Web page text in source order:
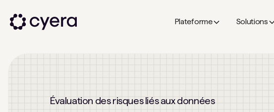
Plateforme Solutions
Évaluation des risques liés aux données